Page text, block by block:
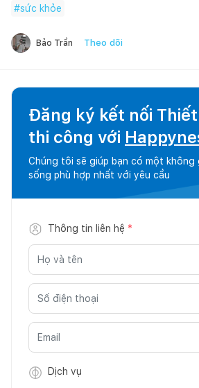
#sức khỏe
Bảo Trần Theo dõi
Đăng ký kết nối
thi công với
Chúng tôi sẽ giúp bạn có một không
sống phù hợp nhất với yêu cầu
Thông tin liên hệ *
Dịch vụ